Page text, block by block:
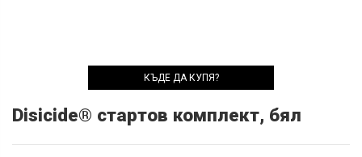
КЪДЕ ДА КУПЯ?
Disicide® стартов комплект, бял